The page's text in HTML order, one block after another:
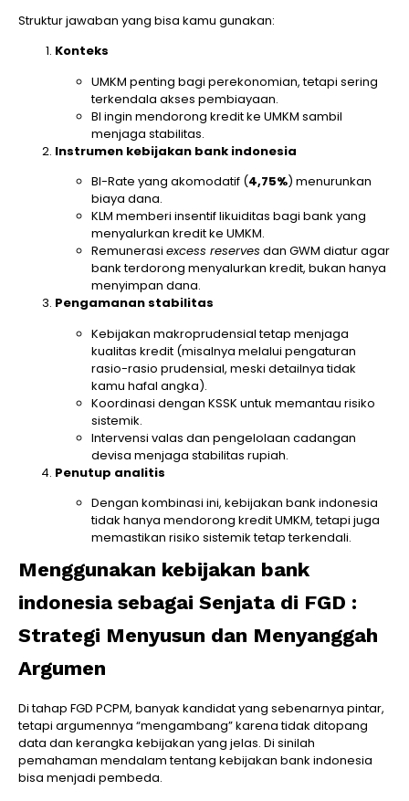
Struktur jawaban yang bisa kamu gunakan:
Konteks
UMKM penting bagi perekonomian, tetapi sering
terkendala akses pembiayaan.
BI ingin mendorong kredit ke UMKM sambil
menjaga stabilitas.
Instrumen kebijakan bank indonesia
BI-Rate yang akomodatif (4,75%) menurunkan
biaya dana.
KLM memberi insentif likuiditas bagi bank yang
menyalurkan kredit ke UMKM.
Remunerasi excess reserves dan GWM diatur agar
bank terdorong menyalurkan kredit, bukan hanya
menyimpan dana.
Pengamanan stabilitas
Kebijakan makroprudensial tetap menjaga
kualitas kredit (misalnya melalui pengaturan
rasio-rasio prudensial, meski detailnya tidak
kamu hafal angka).
Koordinasi dengan KSSK untuk memantau risiko
sistemik.
Intervensi valas dan pengelolaan cadangan
devisa menjaga stabilitas rupiah.
Penutup analitis
Dengan kombinasi ini, kebijakan bank indonesia
tidak hanya mendorong kredit UMKM, tetapi juga
memastikan risiko sistemik tetap terkendali.
Menggunakan kebijakan bank
indonesia sebagai Senjata di FGD :
Strategi Menyusun dan Menyanggah
Argumen
Di tahap FGD PCPM, banyak kandidat yang sebenarnya pintar,
tetapi argumennya “mengambang” karena tidak ditopang
data dan kerangka kebijakan yang jelas. Di sinilah
pemahaman mendalam tentang kebijakan bank indonesia
bisa menjadi pembeda.